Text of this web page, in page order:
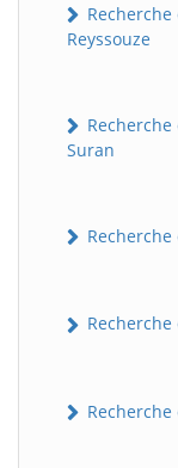
Reyssouze
Suran